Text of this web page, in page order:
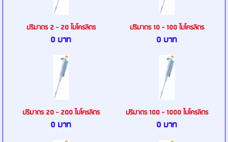
ปริมาตร 2 - 20 ไมโครลิตร
0 บาท
ปริมาตร 10 - 100 ไมโครลิตร
0 บาท
ปริมาตร 20 - 200 ไมโครลิตร
0 บาท
ปริมาตร 100 - 1000 ไมโครลิตร
0 บาท